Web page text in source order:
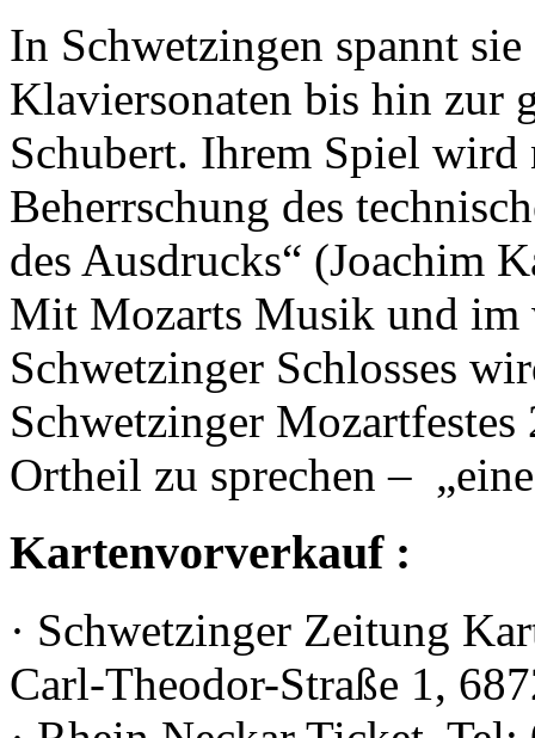
In Schwetzingen spannt
Klaviersonaten bis hin zur
Schubert. Ihrem Spiel wird
Beherrschung des
des Ausdrucks“ (Joachim
Mit Mozarts Musik und im
Schwetzinger Schlosses
Schwetzinger
Ortheil zu sprechen –
Kartenvorverkauf :
· Schwetzinger Zeitung
Carl-Theodor-Straße 1,